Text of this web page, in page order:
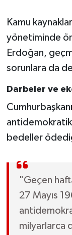
Kamu
yönetiminde
Erdoğan,
sorunlara da
Darbeler ve
bedeller
"Geçen
27 Mayıs
milyarlarca